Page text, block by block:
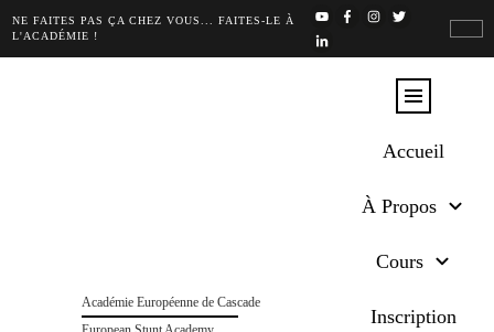
NE FAITES PAS ÇA CHEZ VOUS... FAITES-LE À
L'ACADÉMIE !
Académie Européenne de Cascade
Accueil
À Propos
Cours
Inscription